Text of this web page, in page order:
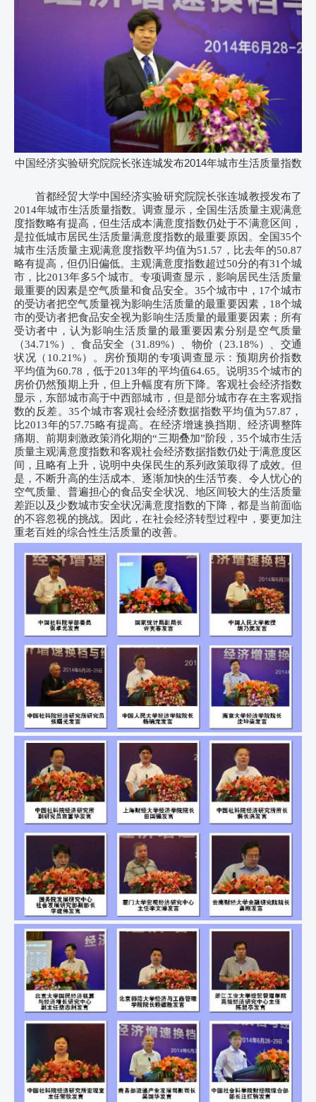
中国经济实验研究院院长张连城发布2014年城市生活质量指数
首都经贸大学中国经济实验研究院院长张连城教授发布了
2014年城市生活质量指数。调查显示，全国生活质量主观满意
度指数略有提高，但生活成本满意度指数仍处于不满意区间，
是拉低城市居民生活质量满意度指数的最重要原因。全国35个
城市生活质量主观满意度指数平均值为51.57 ，比去年的50.87
略有提高，但仍旧偏低。主观满意度指数超过50分的有31个城
市，比2013年多5个城市。专项调查显示，影响居民生活质量
最重要的因素是空气质量和食品安全。 35个城市中， 17个城市
的受访者把空气质量视为影响生活质量的最重要因素， 18个城
市的受访者把食品安全视为影响生活质量的最重要因素；所有
受访者中，认为影响生活质量的最重要因素分别是空气质量
（34.71% ）、食品安全（31.89%）、物价（ 23.18%）、交通
状况（ 10.21%）。房价预期的专项调查显示：预期房价指数
平均值为60.78 ，低于2013年的平均值64.65。说明35个城市的
房价仍然预期上升，但上升幅度有所下降。客观社会经济指数
显示，东部城市高于中西部城市，但是部分城市存在主客观指
数的反差。35个城市客观社会经济数据指数平均值为57.87 ，
比2013年的57.75略有提高。在经济增速换挡期、经济调整阵
痛期、前期刺激政策消化期的“三期叠加”阶段，35个城市生活
质量主观满意度指数和客观社会经济数据指数仍处于满意度区
间，且略有上升，说明中央保民生的系列政策取得了成效。但
是，不断升高的生活成本、逐渐加快的生活节奏、令人忧心的
空气质量、普遍担心的食品安全状况、地区间较大的生活质量
差距以及少数城市安全状况满意度指数的下降，都是当前面临
的不容忽视的挑战。因此，在社会经济转型过程中，要更加注
重老百姓的综合性生活质量的改善。